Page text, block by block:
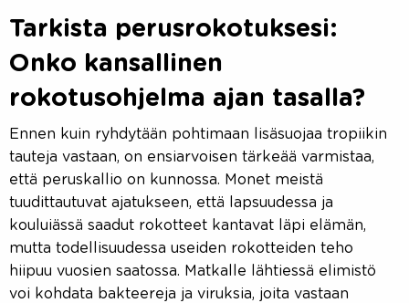
Tarkista perusrokotuksesi:
Onko kansallinen
rokotusohjelma ajan tasalla?
Ennen kuin ryhdytään pohtimaan lisäsuojaa tropiikin
tauteja vastaan, on ensiarvoisen tärkeää varmistaa,
että peruskallio on kunnossa. Monet meistä
tuudittautuvat ajatukseen, että lapsuudessa ja
kouluiässä saadut rokotteet kantavat läpi elämän,
mutta todellisuudessa useiden rokotteiden teho
hiipuu vuosien saatossa. Matkalle lähtiessä elimistö
voi kohdata bakteereja ja viruksia, joita vastaan